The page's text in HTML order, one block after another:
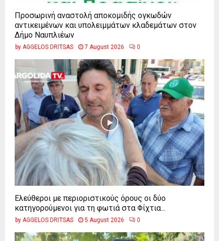
Προσωρινή αναστολή αποκομιδής ογκωδών
αντικειμένων και υπολειμμάτων κλαδεμάτων στον
Δήμο Ναυπλιέων
by AGGELOS DRITSAS 7 August 2026 0
Ελεύθεροι με περιοριστικούς όρους οι δύο
κατηγορούμενοι για τη φωτιά στα Φίχτια...
by AGGELOS DRITSAS 5 August 2026 0